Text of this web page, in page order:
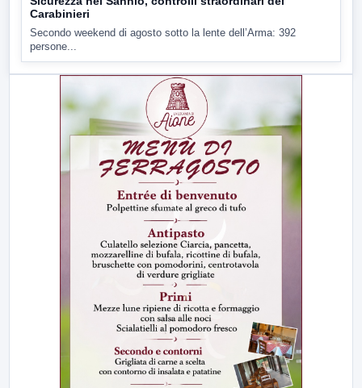
Carabinieri
Secondo weekend di agosto sotto la lente dell’Arma: 392
persone...